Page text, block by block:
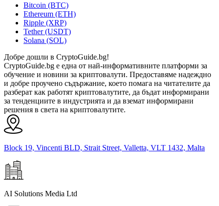
Bitcoin (BTC)
Ethereum (ETH)
Ripple (XRP)
Tether (USDT)
Solana (SOL)
Добре дошли в CryptoGuide.bg!
CryptoGuide.bg е една от най-информативните платформи за
обучение и новини за криптовалути. Предоставяме надеждно
и добре проучено съдържание, което помага на читателите да
разберат как работят криптовалутите, да бъдат информирани
за тенденциите в индустрията и да вземат информирани
решения в света на криптовалутите.
Block 19, Vincenti BLD, Strait Street, Valletta, VLT 1432, Malta
AI Solutions Media Ltd